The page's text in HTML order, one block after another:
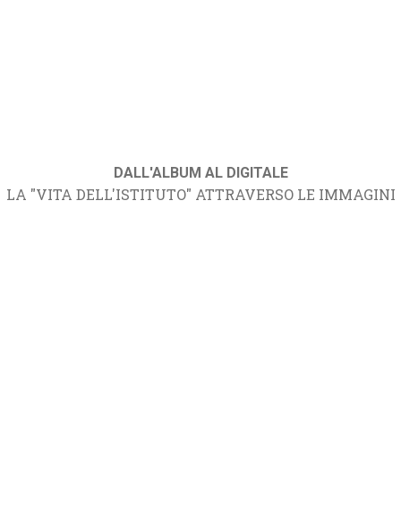
DALL'ALBUM AL DIGITALE
LA "VITA DELL'ISTITUTO" ATTRAVERSO LE IMMAGINI